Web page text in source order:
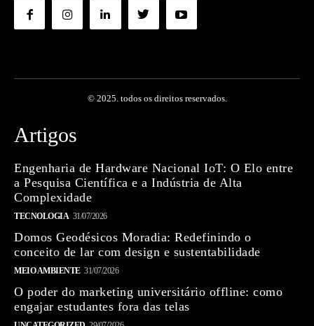
© 2025. todos os direitos reservados.
Artigos
Engenharia de Hardware Nacional IoT: O Elo entre
a Pesquisa Científica e a Indústria de Alta
Complexidade
TECNOLOGIA 31/07/2026
Domos Geodésicos Moradia: Redefinindo o
conceito de lar com design e sustentabilidade
MEIO AMBIENTE 31/07/2026
O poder do marketing universitário offline: como
engajar estudantes fora das telas